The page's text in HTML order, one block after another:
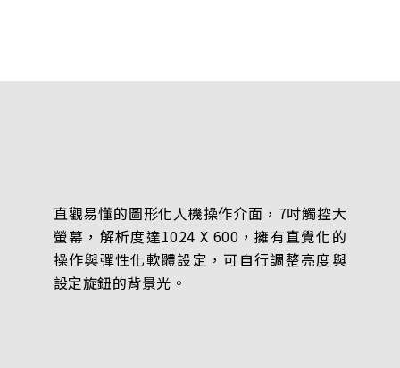
直觀易懂的圖形化人機操作介面，7吋觸控大
螢幕，解析度達1024 X 600，擁有直覺化的
操作與彈性化軟體設定，可自行調整亮度與
設定旋鈕的背景光。